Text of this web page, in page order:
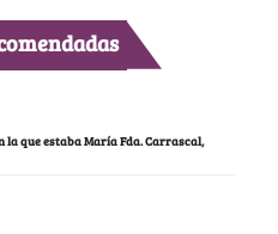
la que estaba María Fda. Carrascal,